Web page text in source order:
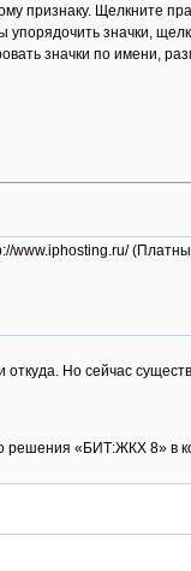
признаку. Щелкните
значки,
значки по имени,
www.iphosting.ru/
Но сейчас
решения «БИТ:ЖКХ 8» в